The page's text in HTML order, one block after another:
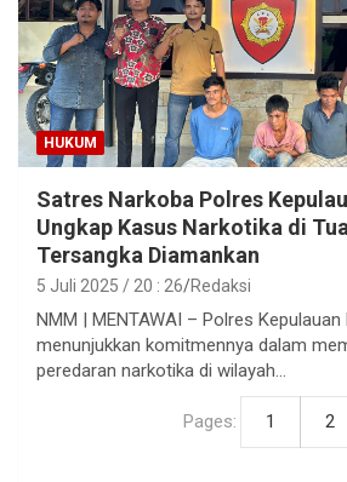
HUKUM
Satres Narkoba Polres
Ungkap Kasus Narkotika di
Tersangka Diamankan
5 Juli 2025 / 20 : 26 Redaksi
NMM | MENTAWAI – Polres
menunjukkan komitmennya dalam
peredaran narkotika di wilayah…
Pages: 1 2